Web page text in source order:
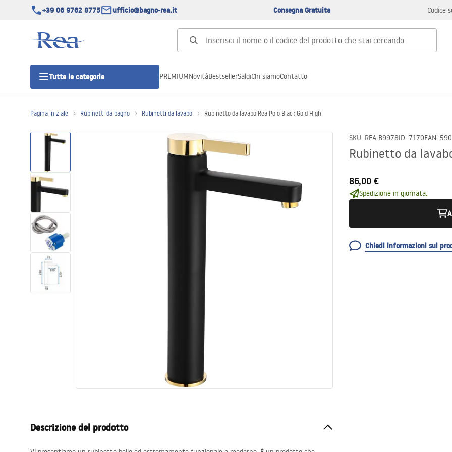
+39 06 9762 8775 ufficio@bagno-rea.it Consegna Gratuita Codice
Tutte le categorie
Canaline di scarico
Set di vaso WC e bidet
Lavabi
Vasche da bagno e schermi vasca
PREMIUMNovitàBestsellerSaldiChi siamoContatto
Pagina iniziale Rubinetti da bagno Rubinetti da lavabo Rubinetto da lavabo Rea Polo Black Gold High
SKU: REA-B9978ID: 7170EAN:
Rubinetto da
86,00 €
Spedizione in giornata.
Chiedi informazioni sul
Descrizione del prodotto